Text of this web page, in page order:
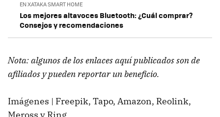
EN XATAKA SMART HOME
Los mejores altavoces Bluetooth: ¿Cuál comprar?
Consejos y recomendaciones
Nota: algunos de los enlaces aquí publicados son de
afiliados y pueden reportar un beneficio.
Imágenes | Freepik, Tapo, Amazon, Reolink,